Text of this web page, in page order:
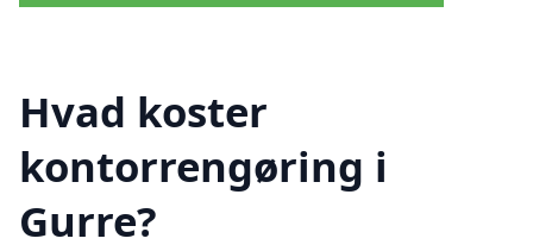
Hvad koster
kontorrengøring i
Gurre?